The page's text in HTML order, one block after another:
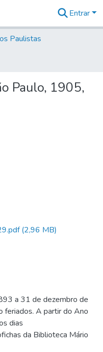
Entrar
Paulistas
Paulo, 1905,
(2,96 MB)
a 31 de dezembro de
feriados. A partir do Ano
dias
da Biblioteca Mário